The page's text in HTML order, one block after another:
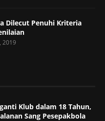
Dilecut Penuhi Kriteria
2019
Klub dalam 18 Tahun,
Sang Pesepakbola